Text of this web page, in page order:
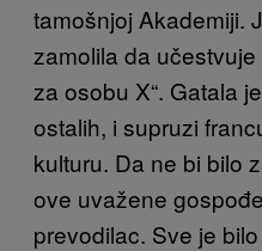
tamošnjoj Akademiji.
zamolila da
za osobu X“. Gatala
ostalih, i supruzi
kulturu. Da ne bi bilo
ove uvažene
prevodilac. Sve je